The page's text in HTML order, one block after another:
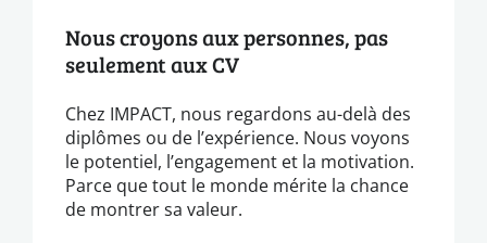
Nous croyons aux personnes, pas
seulement aux CV
Chez IMPACT, nous regardons au-delà des
diplômes ou de l’expérience. Nous voyons
le potentiel, l’engagement et la motivation.
Parce que tout le monde mérite la chance
de montrer sa valeur.